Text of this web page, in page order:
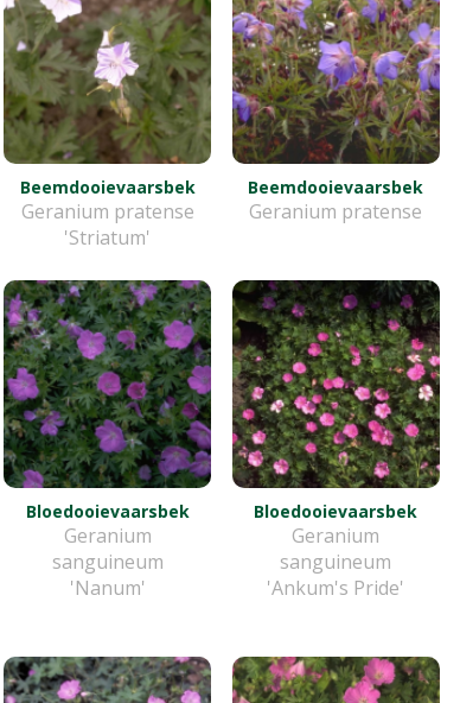
Beemdooievaarsbek
Geranium pratense
'Striatum'
Beemdooievaarsbek
Geranium pratense
Bloedooievaarsbek
Geranium
sanguineum
'Nanum'
Bloedooievaarsbek
Geranium
sanguineum
'Ankum's Pride'